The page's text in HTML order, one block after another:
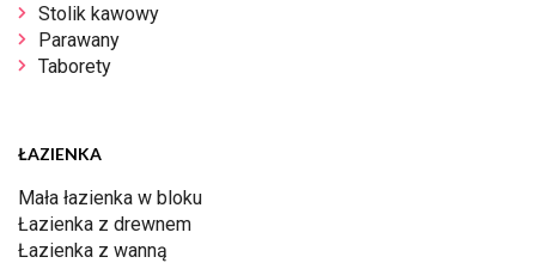
Stolik kawowy
Parawany
Taborety
ŁAZIENKA
Mała łazienka w bloku
Łazienka z drewnem
Łazienka z wanną